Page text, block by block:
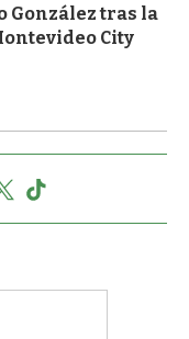
González tras la
City